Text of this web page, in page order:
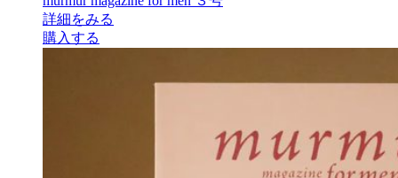
詳細をみる
購入する